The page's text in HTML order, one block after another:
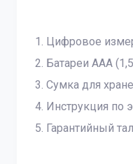
1. Цифровое
2. Батареи ААА
3. Сумка для
4. Инструкция по
5. Гарантийный